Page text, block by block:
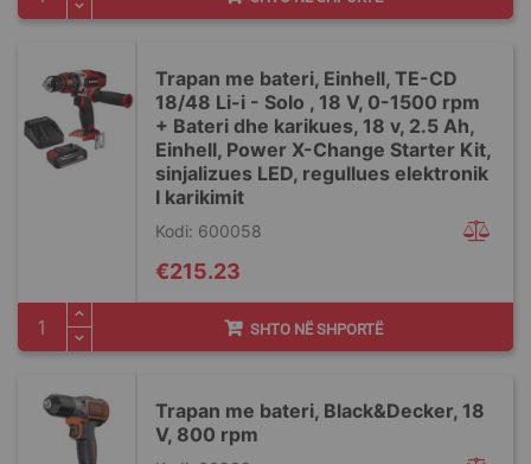
Trapan me bateri, Einhell, TΕ-CD
18/48 Li-i - Solo , 18 V, 0-1500 rpm
+ Bateri dhe karikues, 18 v, 2.5 Ah,
Einhell, Power X-Change Starter Kit,
sinjalizues LED, regullues elektronik
I karikimit
Kodi: 600058
€215.23
SHTO NË SHPORTË
Trapan me bateri, Black&Decker, 18
V, 800 rpm